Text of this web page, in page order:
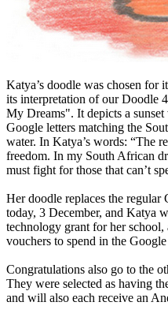
Katya’s doodle was chosen for
its interpretation of our Doodle
My Dreams". It depicts a
Google letters matching the
water. In Katya’s words: “The
freedom. In my South African
must fight for those that can’t
Her doodle replaces the regular
today, 3 December, and Katya
technology grant for her
vouchers to spend in the
Congratulations also go to the
They were selected as having
and will also each receive an